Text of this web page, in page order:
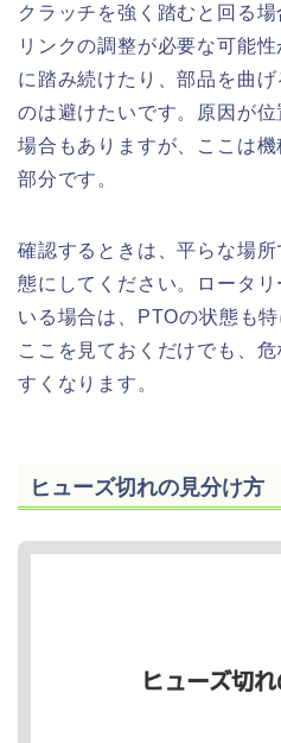
クラッチを強く踏むと回る
リンクの調整が必要な可能
に踏み続けたり、部品を曲
のは避けたいです。原因が
場合もありますが、ここは
部分です。
確認するときは、平らな場
態にしてください。ロータ
いる場合は、PTOの状態も
ここを見ておくだけでも、
すくなります。
ヒューズ切れの見分け方